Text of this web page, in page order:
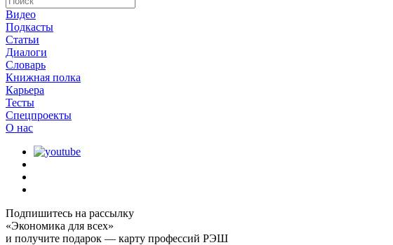
Видео
Подкасты
Статьи
Диалоги
Словарь
Книжная полка
Карьера
Тесты
Спецпроекты
О наc
Подпишитесь на рассылку
«Экономика для всех»
и получите подарок — карту профессий РЭШ